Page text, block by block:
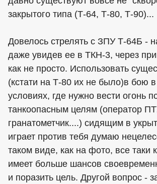
закрытого типа (Т-64, Т-80, Т-90)...
Довелось стрелять с ЗПУ Т-64Б -
даже увидев ее в ТКН-3, через
как не просто. Использовать
(кстати на Т-80 их не было)в бою в
условиях, где нужно вести огонь
танкоопасным целям (оператор
гранатометчик....) сидящим в
играет против тебя думаю
таком виде, как на фото, все таки
имеет больше шансов
и поразить цель. Другой вопрос -